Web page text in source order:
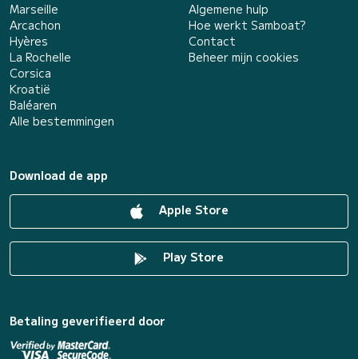
Marseille
Arcachon
Hyères
La Rochelle
Corsica
Kroatië
Baléaren
Alle bestemmingen
Algemene hulp
Hoe werkt Samboat?
Contact
Beheer mijn cookies
Download de app
Apple Store
Play Store
Betaling geverifieerd door